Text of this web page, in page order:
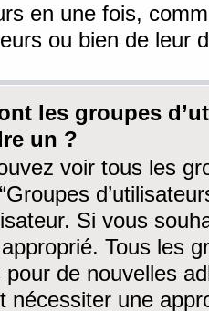
en une fois,
ou bien de leur
les groupes
un ?
voir tous les
Si vous
Tous les
pour de nouvelles
nécessiter une